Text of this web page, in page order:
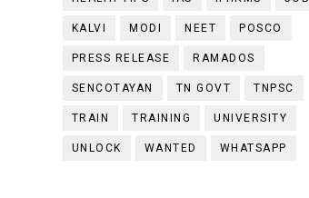
KALVI MODI NEET POSCO
PRESS RELEASE RAMADOS
SENCOTAYAN TN GOVT TNPSC
TRAIN TRAINING UNIVERSITY
UNLOCK WANTED WHATSAPP